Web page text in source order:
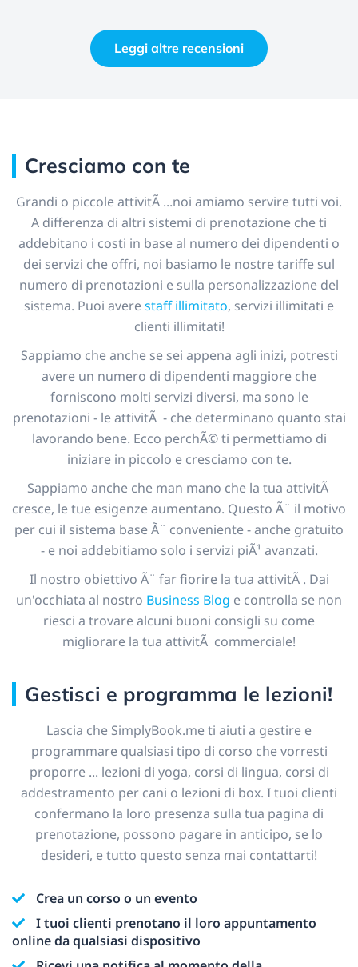
Leggi altre recensioni
Cresciamo con te
Grandi o piccole attivitÃ ...noi amiamo servire tutti voi.
A differenza di altri sistemi di prenotazione che ti
addebitano i costi in base al numero dei dipendenti o
dei servizi che offri, noi basiamo le nostre tariffe sul
numero di prenotazioni e sulla personalizzazione del
sistema. Puoi averestaff illimitato, servizi illimitati e
clienti illimitati!
Sappiamo che anche se sei appena agli inizi, potresti
avere un numero di dipendenti maggiore che
forniscono molti servizi diversi, ma sono le
prenotazioni - le attivitÃ - che determinano quanto stai
lavorando bene. Ecco perchÃ© ti permettiamo di
iniziare in piccolo e cresciamo con te.
Sappiamo anche che man mano che la tua attivitÃ
cresce, le tue esigenze aumentano. Questo Ã¨ il motivo
per cui il sistema base Ã¨ conveniente - anche gratuito
- e noi addebitiamo solo i servizi piÃ¹ avanzati.
Il nostro obiettivo Ã¨ far fiorire la tua attivitÃ . Dai
un'occhiata al nostro Business Blog e controlla se non
riesci a trovare alcuni buoni consigli su come
migliorare la tua attivitÃ commerciale!
Gestisci e programma le lezioni!
Lascia che SimplyBook.me ti aiuti a gestire e
programmare qualsiasi tipo di corso che vorresti
proporre ... lezioni di yoga, corsi di lingua, corsi di
addestramento per cani o lezioni di box. I tuoi clienti
confermano la loro presenza sulla tua pagina di
prenotazione, possono pagare in anticipo, se lo
desideri, e tutto questo senza mai contattarti!
Crea un corso o un evento
I tuoi clienti prenotano il loro appuntamento
online da qualsiasi dispositivo